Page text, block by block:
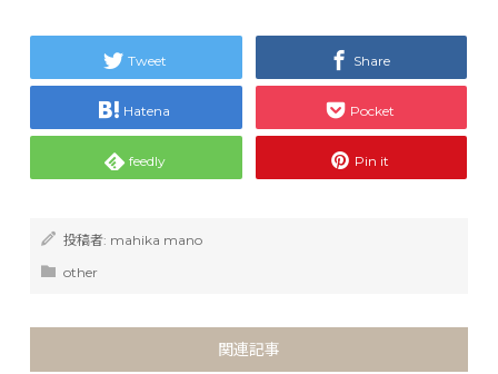
Tweet Share
Hatena Pocket
feedly Pin it
投稿者: mahika mano
other
関連記事